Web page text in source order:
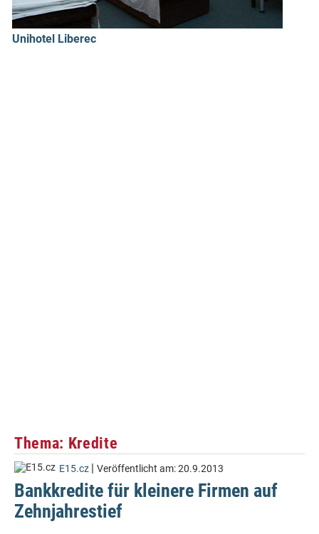
Unihotel Liberec
Thema: Kredite
E15.cz | Veröffentlicht am:20.9.2013
Bankkredite für kleinere Firmen auf
Zehnjahrestief